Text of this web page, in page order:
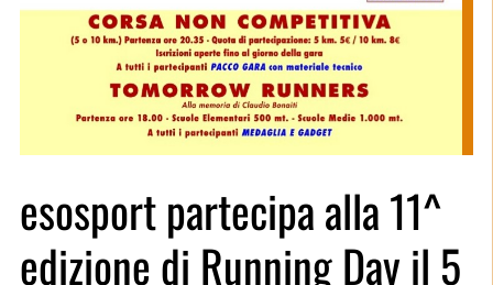
esosport partecipa alla 11^
edizione di Running Day il 5